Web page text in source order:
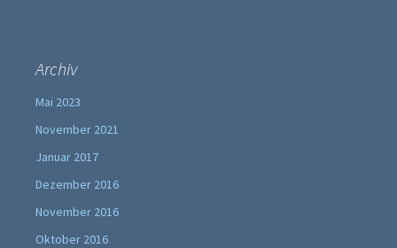
Archiv
Mai 2023
November 2021
Januar 2017
Dezember 2016
November 2016
Oktober 2016